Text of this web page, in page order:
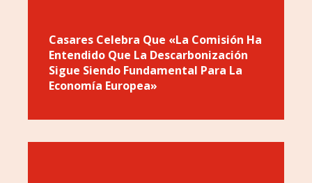
Casares Celebra Que «la Comisión Ha
Entendido Que La Descarbonización
Sigue Siendo Fundamental Para La
Economía Europea»